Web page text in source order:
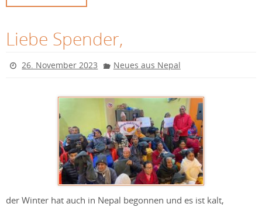
Liebe Spender,
26. November 2023 Neues aus Nepal
der Winter hat auch in Nepal begonnen und es ist kalt,